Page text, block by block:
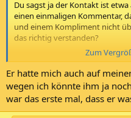
Du sagst ja der Kontakt ist
einen einmaligen Kommentar,
und einem Kompliment nicht
das richtig verstanden?
Ja, aber Du hast ja, selbst
Möglichkeit, gar nicht erst in
Zum
Er hatte mich auch auf
wegen ich könnte ihm ja
war das erste mal, dass er